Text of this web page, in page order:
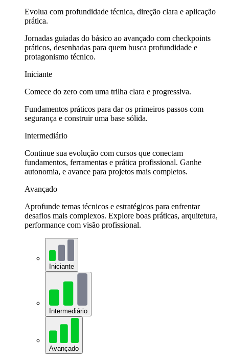
Evolua com profundidade técnica, direção clara e aplicação
prática.
Jornadas guiadas do básico ao avançado com checkpoints
práticos, desenhadas para quem busca profundidade e
protagonismo técnico.
Iniciante
Comece do zero com uma trilha clara e progressiva.
Fundamentos práticos para dar os primeiros passos com
segurança e construir uma base sólida.
Intermediário
Continue sua evolução com cursos que conectam
fundamentos, ferramentas e prática profissional. Ganhe
autonomia, e avance para projetos mais completos.
Avançado
Aprofunde temas técnicos e estratégicos para enfrentar
desafios mais complexos. Explore boas práticas, arquitetura,
performance com visão profissional.
Iniciante
Intermediário
Avançado